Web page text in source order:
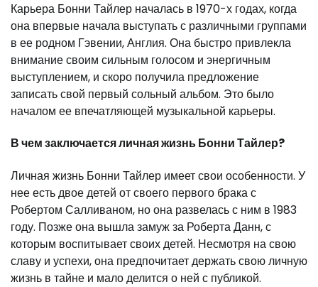
Карьера Бонни Тайлер началась в 1970-х годах, когда
она впервые начала выступать с различными группами
в ее родном Гэвении, Англия. Она быстро привлекла
внимание своим сильным голосом и энергичным
выступлением, и скоро получила предложение
записать свой первый сольный альбом. Это было
началом ее впечатляющей музыкальной карьеры.
В чем заключается личная жизнь Бонни Тайлер?
Личная жизнь Бонни Тайлер имеет свои особенности. У
нее есть двое детей от своего первого брака с
Робертом Салливаном, но она развелась с ним в 1983
году. Позже она вышла замуж за Роберта Данн, с
которым воспитывает своих детей. Несмотря на свою
славу и успехи, она предпочитает держать свою личную
жизнь в тайне и мало делится о ней с публикой.